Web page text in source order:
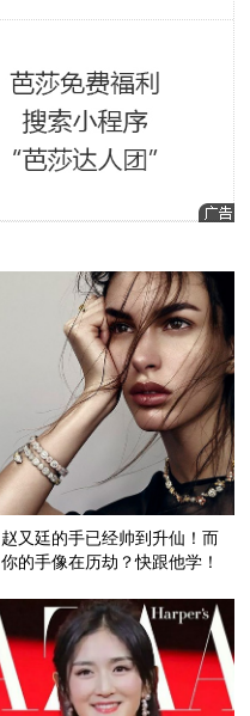
赵又廷的手已经帅到升仙！而
你的手像在历劫？快跟他学！